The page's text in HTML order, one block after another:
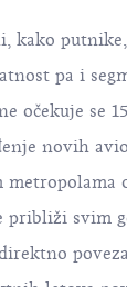
kako
pa i
očekuje se
novih
metropolama
približi svim